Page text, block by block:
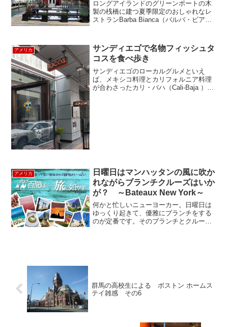
ロングアイランドのグリーンポートの木
製の桟橋に建つ夏季限定のおしゃれなレ
ストランBarba Bianca（バルバ・ビアン
Peasantの姉妹店です。Focacacia（自
家...
アメリカ
サンディエゴで名物フィッシュタ
コスを食べ歩き
サンディエゴのローカルグルメといえ
ば、メキシコ料理とカリフォルニア料理
が合わさったカリ・バハ（Cali-Baja ）料
アメリカ
日曜日はマンハッタンの風に吹か
れながらブランチクルーズはいか
が？ ～Bateaux New York～
何かと忙しいニューヨーカー。日曜日は
ゆっくり起きて、優雅にブランチをする
のが定番です。そのブランチとクルーズ
群馬の高校生による ボストン ホームス
テイ雑感 その6